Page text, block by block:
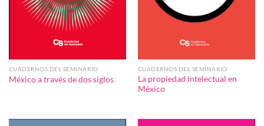
CUADERNOS DEL SEMINARIO
México a través de dos siglos
CUADERNOS DEL SEMINARIO
La propiedad intelectual en
México